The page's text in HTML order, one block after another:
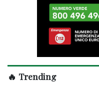
🔥 Trending